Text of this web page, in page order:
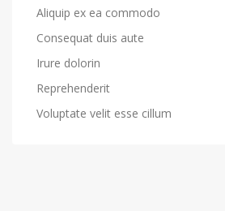
Aliquip ex ea commodo
Consequat duis aute
Irure dolorin
Reprehenderit
Voluptate velit esse cillum